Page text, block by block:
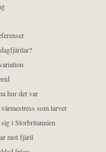
hur det var
som larver
i Storbritannien
mot fjäril